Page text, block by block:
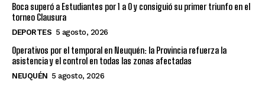
Boca superó a Estudiantes por 1 a 0 y consiguió su primer triunfo en el
torneo Clausura
DEPORTES 5 agosto, 2026
Operativos por el temporal en Neuquén: la Provincia refuerza la
asistencia y el control en todas las zonas afectadas
NEUQUÉN 5 agosto, 2026